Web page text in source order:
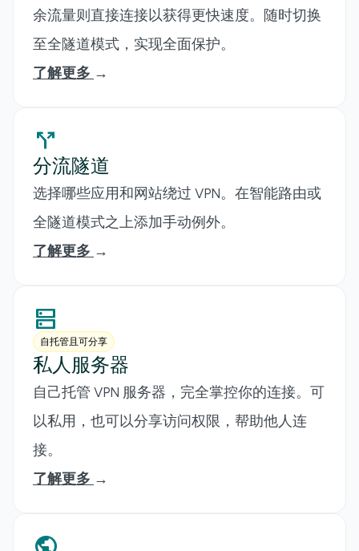
余流量则直接连接以获得更快速度。随时切换
至全隧道模式，实现全面保护。
了解更多 →
call_split
分流隧道
选择哪些应用和网站绕过 VPN。在智能路由或
全隧道模式之上添加手动例外。
了解更多 →
dns
自托管且可分享
私人服务器
自己托管 VPN 服务器，完全掌控你的连接。可
以私用，也可以分享访问权限，帮助他人连
接。
了解更多 →